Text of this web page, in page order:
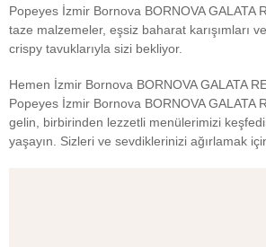
Popeyes İzmir Bornova BORNOVA GALATA
taze malzemeler, eşsiz baharat karışımları
crispy tavuklarıyla sizi bekliyor.
Hemen İzmir Bornova BORNOVA GALATA
Popeyes İzmir Bornova BORNOVA GALATA
gelin, birbirinden lezzetli menülerimizi
yaşayın. Sizleri ve sevdiklerinizi ağırlamak